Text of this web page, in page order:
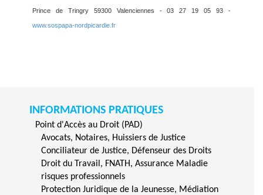
Prince de Tringry 59300 Valenciennes - 03 27 19 05 93 -
www.sospapa-nordpicardie.fr
INFORMATIONS PRATIQUES
Point d'Accès au Droit (PAD)
Avocats, Notaires, Huissiers de Justice
Conciliateur de Justice, Défenseur des Droits
Droit du Travail, FNATH, Assurance Maladie
risques professionnels
Protection Juridique de la Jeunesse, Médiation